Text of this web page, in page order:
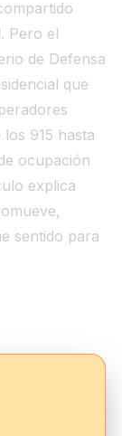
Pero el
de Defensa
que
915 hasta
ocupación
explica
sentido para